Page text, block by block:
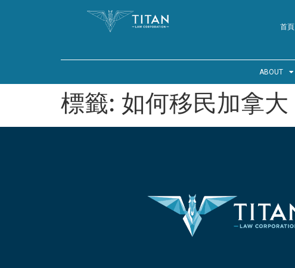
首頁
ABOUT
標籤: 如何移民加拿大